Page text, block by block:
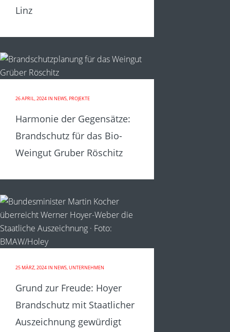
Linz
26 APRIL, 2024IN NEWS,PROJEKTE
Harmonie der Gegensätze:
Brandschutz für das Bio-
Weingut Gruber Röschitz
25 MÄRZ, 2024IN NEWS,UNTERNEHMEN
Grund zur Freude: Hoyer
Brandschutz mit Staatlicher
Auszeichnung gewürdigt